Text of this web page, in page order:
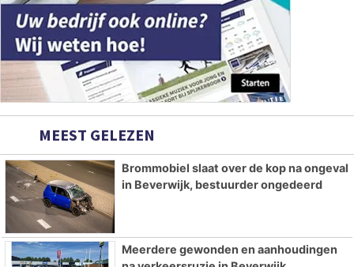
MEEST GELEZEN
Brommobiel slaat over de kop na ongeval
in Beverwijk, bestuurder ongedeerd
Meerdere gewonden en aanhoudingen